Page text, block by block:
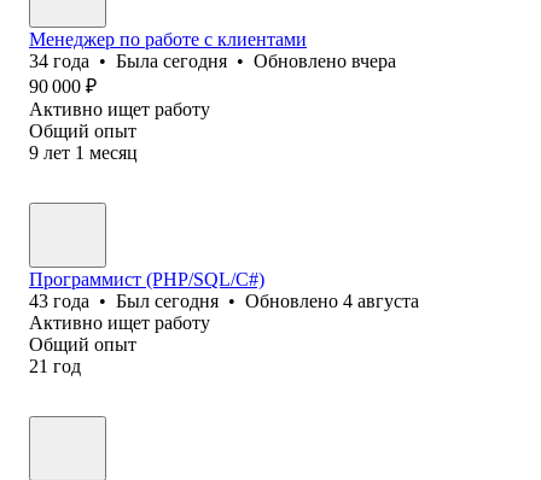
Менеджер по работе с клиентами
34 года • Была сегодня • Обновлено вчера
90 000 ₽
Активно ищет работу
Общий опыт
9 лет 1 месяц
Программист (PHP/SQL/C#)
43 года • Был сегодня • Обновлено 4 августа
Активно ищет работу
Общий опыт
21 год